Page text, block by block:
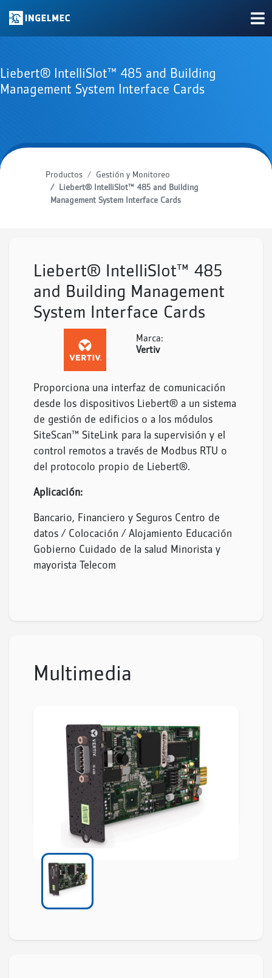
Liebert® IntelliSlot™ 485 and Building
Management System Interface Cards
Productos
Gestión y Monitoreo
Liebert® IntelliSlot™ 485 and Building
Management System Interface Cards
Liebert® IntelliSlot™ 485
and Building Management
System Interface Cards
Marca:
Vertiv
Proporciona una interfaz de comunicación
desde los dispositivos Liebert® a un sistema
de gestión de edificios o a los módulos
SiteScan™ SiteLink para la supervisión y el
control remotos a través de Modbus RTU o
del protocolo propio de Liebert®.
Aplicación:
Bancario, Financiero y Seguros Centro de
datos / Colocación / Alojamiento Educación
Gobierno Cuidado de la salud Minorista y
mayorista Telecom
Multimedia